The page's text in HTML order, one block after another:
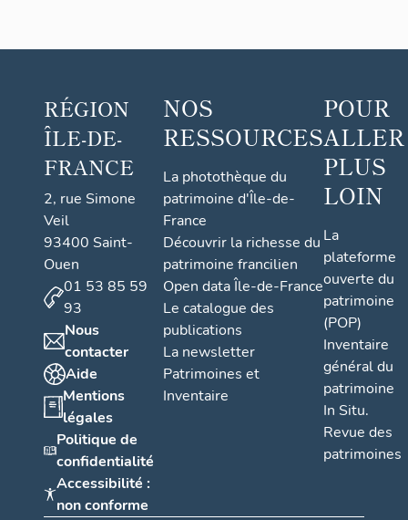
puis la
Compagnie
industrielle
des
céramiques
électroniques
;
actuellement
Saint-
Gobain
Desmarquet
RÉGION
ÎLE-DE-
FRANCE
2, rue Simone
Veil
93400 Saint-
Ouen
01 53 85 59
93
Nous
contacter
Aide
Mentions
légales
Politique de
confidentialité
Accessibilité :
non conforme
NOS
RESSOURCES
La photothèque du
patrimoine d'Île-de-
France
Découvrir la richesse du
patrimoine francilien
Open data Île-de-France
Le catalogue des
publications
La newsletter
Patrimoines et
Inventaire
POUR
ALLER
PLUS
LOIN
La
plateforme
ouverte du
patrimoine
(POP)
Inventaire
général du
patrimoine
In Situ.
Revue des
patrimoines